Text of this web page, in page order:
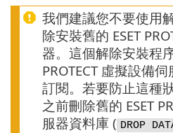
我們建議您不要使用
除安裝舊的 ESET
器。這個解除安裝程
PROTECT 虛擬設備
訂閱。若要防止這種
之前刪除舊的 ESET
服器資料庫 ( DROP